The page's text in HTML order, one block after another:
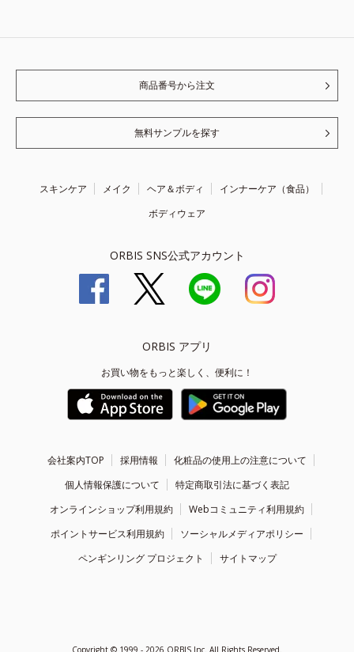
商品番号から注文
無料サンプルを探す
スキンケア メイク ヘア＆ボディ
インナーケア（食品）
ボディウェア
ORBIS SNS公式アカウント
ORBIS アプリ
お買い物をもっと楽しく、便利に！
会社案内TOP 採用情報
化粧品の使用上の注意について
個人情報保護について
特定商取引法に基づく表記
オンラインショップ利用規約
Webコミュニティ利用規約
ポイントサービス利用規約
ソーシャルメディアポリシー
ペンギンリング プロジェクト
サイトマップ